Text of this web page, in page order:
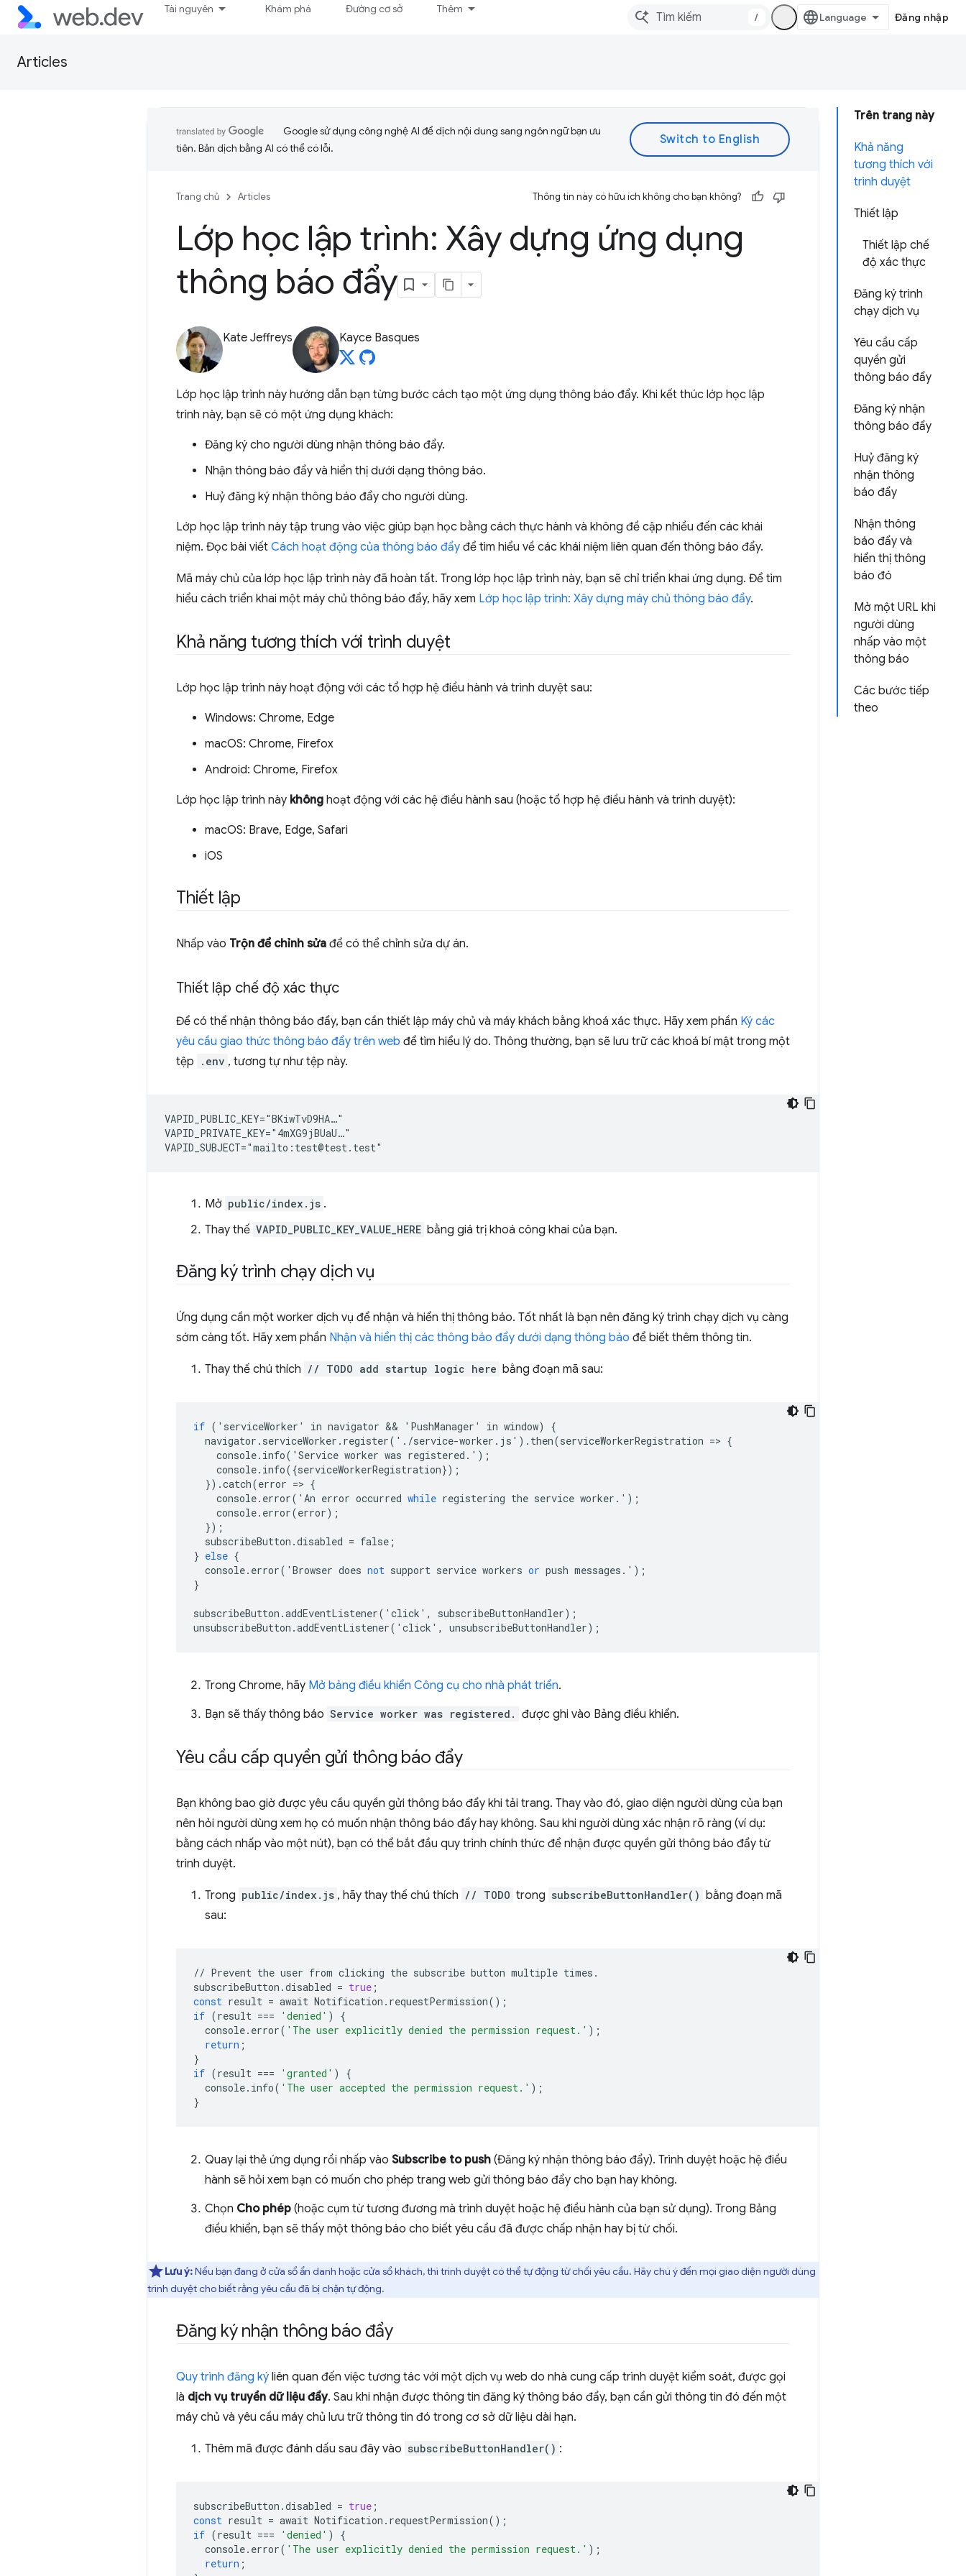
Tài nguyên Khám phá Đường cơ sở Thêm
/ Đăng nhập
Articles
Trên trang này
Khả năng
tương thích với
trình duyệt
Thiết lập
Thiết lập chế
độ xác thực
Đăng ký trình
chạy dịch vụ
Yêu cầu cấp
quyền gửi
thông báo đẩy
Đăng ký nhận
thông báo đẩy
Huỷ đăng ký
nhận thông
báo đẩy
Nhận thông
báo đẩy và
hiển thị thông
báo đó
Mở một URL khi
người dùng
nhấp vào một
thông báo
Các bước tiếp
theo
Google sử dụng công nghệ AI để dịch nội dung sang ngôn ngữ bạn ưu
tiên. Bản dịch bằng AI có thể có lỗi.
Trang chủ Articles Thông tin này có hữu ích không cho bạn không?
Lớp học lập trình: Xây dựng ứng dụng
thông báo đẩy
Kate Jeffreys Kayce Basques
Lớp học lập trình này hướng dẫn bạn từng bước cách tạo một ứng dụng thông báo đẩy. Khi kết thúc lớp học lập
trình này, bạn sẽ có một ứng dụng khách:
Đăng ký cho người dùng nhận thông báo đẩy.
Nhận thông báo đẩy và hiển thị dưới dạng thông báo.
Huỷ đăng ký nhận thông báo đẩy cho người dùng.
Lớp học lập trình này tập trung vào việc giúp bạn học bằng cách thực hành và không đề cập nhiều đến các khái
niệm. Đọc bài viết Cách hoạt động của thông báo đẩy để tìm hiểu về các khái niệm liên quan đến thông báo đẩy.
Mã máy chủ của lớp học lập trình này đã hoàn tất. Trong lớp học lập trình này, bạn sẽ chỉ triển khai ứng dụng. Để tìm
hiểu cách triển khai một máy chủ thông báo đẩy, hãy xem Lớp học lập trình: Xây dựng máy chủ thông báo đẩy.
Khả năng tương thích với trình duyệt
Lớp học lập trình này hoạt động với các tổ hợp hệ điều hành và trình duyệt sau:
Windows: Chrome, Edge
macOS: Chrome, Firefox
Android: Chrome, Firefox
Lớp học lập trình này không hoạt động với các hệ điều hành sau (hoặc tổ hợp hệ điều hành và trình duyệt):
macOS: Brave, Edge, Safari
iOS
Thiết lập
Nhấp vào Trộn để chỉnh sửa để có thể chỉnh sửa dự án.
Thiết lập chế độ xác thực
Để có thể nhận thông báo đẩy, bạn cần thiết lập máy chủ và máy khách bằng khoá xác thực. Hãy xem phần Ký các
yêu cầu giao thức thông báo đẩy trên web để tìm hiểu lý do. Thông thường, bạn sẽ lưu trữ các khoá bí mật trong một
tệp
.env , tương tự như tệp này.
VAPID_PUBLIC_KEY="BKiwTvD9HA…"
VAPID_PRIVATE_KEY="4mXG9jBUaU…"
Mở public/index.js .
Thay thế VAPID_PUBLIC_KEY_VALUE_HERE bằng giá trị khoá công khai của bạn.
Đăng ký trình chạy dịch vụ
Ứng dụng cần một worker dịch vụ để nhận và hiển thị thông báo. Tốt nhất là bạn nên đăng ký trình chạy dịch vụ càng
sớm càng tốt. Hãy xem phần Nhận và hiển thị các thông báo đẩy dưới dạng thông báo để biết thêm thông tin.
Thay thế chú thích // TODO add startup logic here bằng đoạn mã sau:
if (' serviceWorker ' in navigator && ' PushManager ' in window)
{
navigator . serviceWorker . register('. /service-worker . js '). then(serviceWorkerRegistration => {
console. info(' Service worker was registered .');
console. info({serviceWorkerRegistration});
}).catch(error => {
console. error(' An error occurred while registering the service worker .');
console. error(error);
});
subscribeButton .disabled = false ;
} else {
console. error(' Browser does not support service workers or push messages .');
}
subscribeButton .addEventListener(' click ', subscribeButtonHandler);
unsubscribeButton .addEventListener(' click ', unsubscribeButtonHandler);
Trong Chrome, hãy Mở bảng điều khiển Công cụ cho nhà phát triển.
Bạn sẽ thấy thông báo Service worker was registered. được ghi vào Bảng điều khiển.
Yêu cầu cấp quyền gửi thông báo đẩy
Bạn không bao giờ được yêu cầu quyền gửi thông báo đẩy khi tải trang. Thay vào đó, giao diện người dùng của bạn
nên hỏi người dùng xem họ có muốn nhận thông báo đẩy hay không. Sau khi người dùng xác nhận rõ ràng (ví dụ:
bằng cách nhấp vào một nút), bạn có thể bắt đầu quy trình chính thức để nhận được quyền gửi thông báo đẩy từ
trình duyệt.
Trong public/index.js , hãy thay thế chú thích // TODO trong subscribeButtonHandler() bằng đoạn mã
sau:
// Prevent the user from clicking the subscribe button multiple times .
subscribeButton .disabled = true ;
const result = await Notification . requestPermission();
if (result === 'denied' )
{
console. error( 'The user explicitly denied the permission request.' );
return ;
}
if (result === 'granted' )
{
console. info( 'The user accepted the permission request.' );
}
Quay lại thẻ ứng dụng rồi nhấp vào Subscribe to push (Đăng ký nhận thông báo đẩy). Trình duyệt hoặc hệ điều
hành sẽ hỏi xem bạn có muốn cho phép trang web gửi thông báo đẩy cho bạn hay không.
Chọn Cho phép (hoặc cụm từ tương đương mà trình duyệt hoặc hệ điều hành của bạn sử dụng). Trong Bảng
điều khiển, bạn sẽ thấy một thông báo cho biết yêu cầu đã được chấp nhận hay bị từ chối.
Lưu ý:Nếu bạn đang ở cửa sổ ẩn danh hoặc cửa sổ khách, thì trình duyệt có thể tự động từ chối yêu cầu. Hãy chú ý đến mọi giao diện người dùng
trình duyệt cho biết rằng yêu cầu đã bị chặn tự động.
Đăng ký nhận thông báo đẩy
Quy trình đăng ký liên quan đến việc tương tác với một dịch vụ web do nhà cung cấp trình duyệt kiểm soát, được gọi
là dịch vụ truyền dữ liệu đẩy. Sau khi nhận được thông tin đăng ký thông báo đẩy, bạn cần gửi thông tin đó đến một
máy chủ và yêu cầu máy chủ lưu trữ thông tin đó trong cơ sở dữ liệu dài hạn.
Thêm mã được đánh dấu sau đây vào subscribeButtonHandler() :
subscribeButton .disabled = true ;
const result = await Notification . requestPermission();
if (result === 'denied' )
{
console. error( 'The user explicitly denied the permission request.' );
return ;